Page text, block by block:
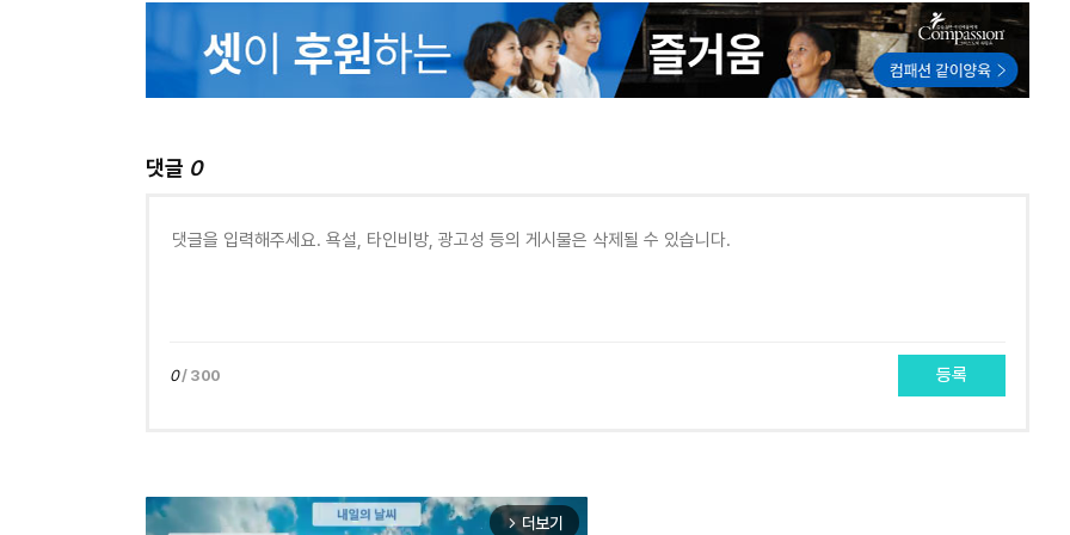
댓글 0
0/ 300 등록
arrow_forward_ios 더보기